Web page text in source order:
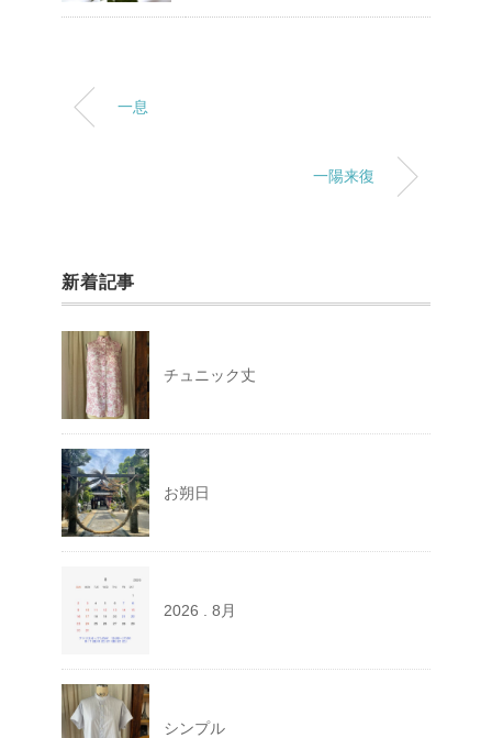
一息
一陽来復
新着記事
チュニック丈
お朔日
2026 . 8月
シンプル